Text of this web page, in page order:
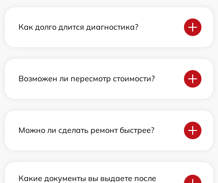
Как долго длится диагностика?
Возможен ли пересмотр стоимости?
Можно ли сделать ремонт быстрее?
Какие документы вы выдаете после